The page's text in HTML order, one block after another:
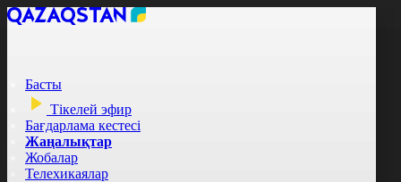
Басты
Тікелей эфир
Бағдарлама кестесі
Жаңалықтар
Жобалар
Телехикаялар